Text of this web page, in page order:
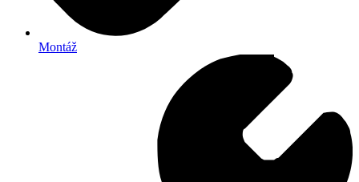
Montáž